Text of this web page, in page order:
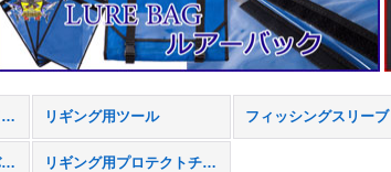
リギング用品、ツール（工具） (全商品) リギング用ツール フィッシングスリーブ
ルアーケース、ルアーバッグ リギング用プロテクトチューブ